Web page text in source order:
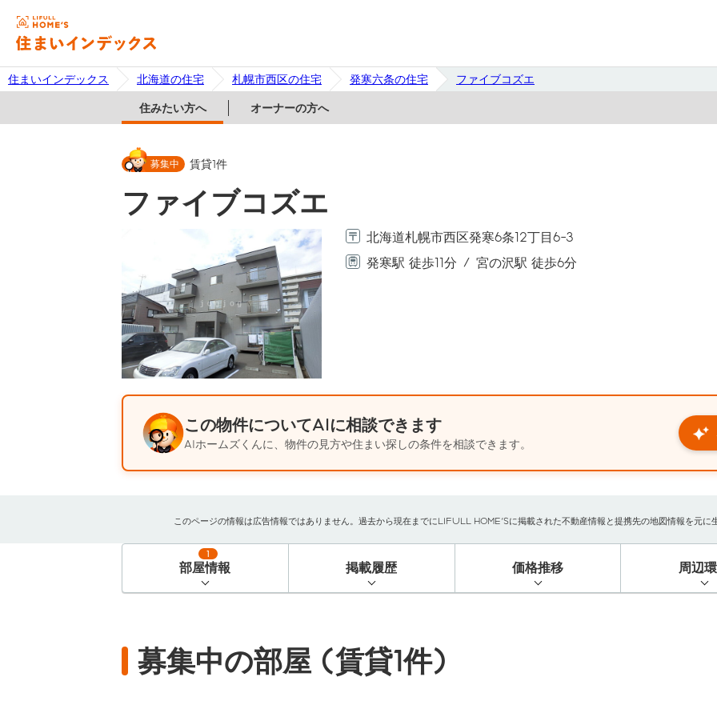
住まいインデックス 北海道の住宅 札幌市西区の住宅 発寒六条の住宅 ファイブコズエ
住みたい方へ オーナーの方へ
募集中 賃貸1件
ファイブコズエ
北海道札幌市西区発寒6条12丁目6-3
発寒駅 徒歩11分
宮の沢駅 徒歩6分
この物件についてAIに相談できます
AIホームズくんに、物件の見方や住まい探しの条件を相談できます。
このページの情報は広告情報ではありません。過去から現在までにLIFULL HOME'Sに掲載された不動産情報と提携先の地図情報を元
部屋情報
1
掲載履歴 価格推移 周辺
募集中の部屋 (賃貸1件)